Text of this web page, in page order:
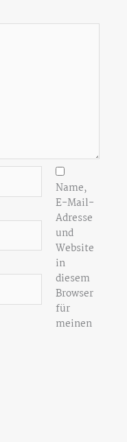
Name,
E-Mail-
Adresse
und
Website
in
diesem
Browser
für
meinen